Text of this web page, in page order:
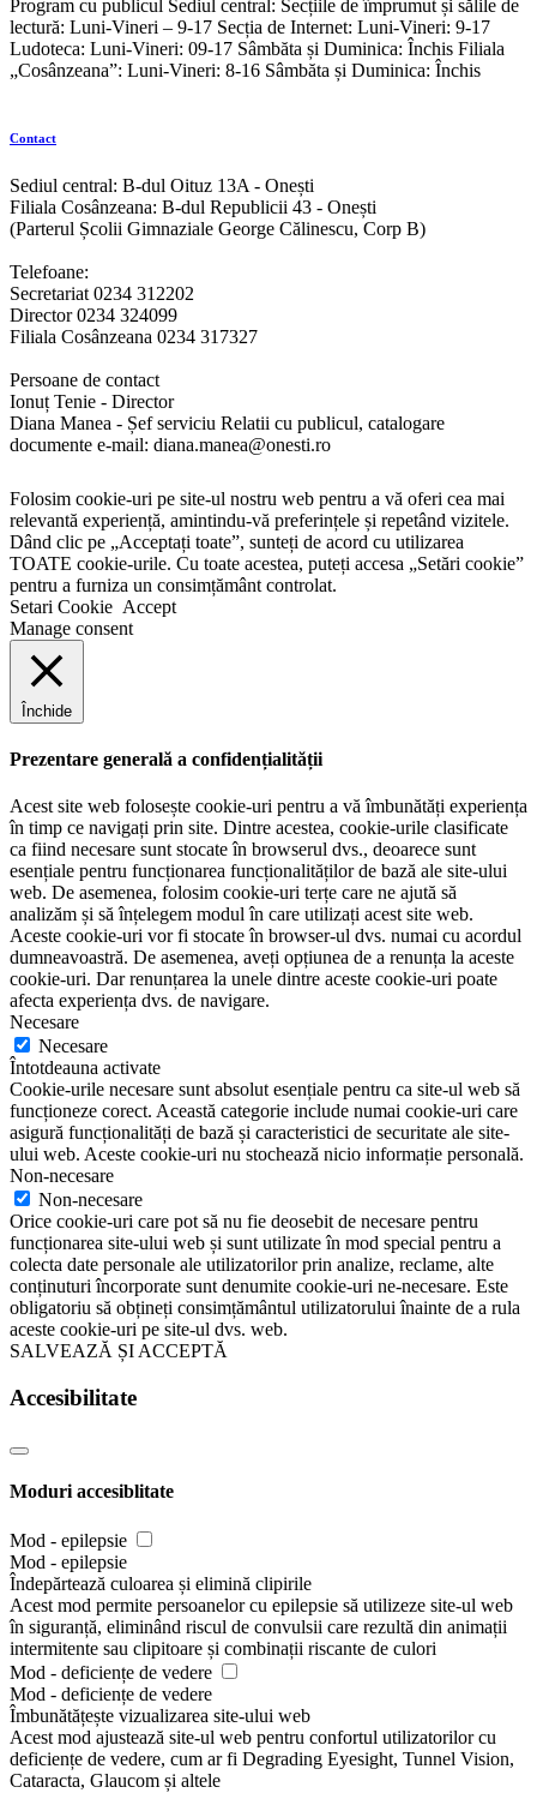
Program cu publicul Sediul central: Secțiile de împrumut și sălile de
lectură: Luni-Vineri – 9-17 Secția de Internet: Luni-Vineri: 9-17
Ludoteca: Luni-Vineri: 09-17 Sâmbăta și Duminica: Închis Filiala
„Cosânzeana”: Luni-Vineri: 8-16 Sâmbăta și Duminica: Închis
Contact
Sediul central: B-dul Oituz 13A - Onești
Filiala Cosânzeana: B-dul Republicii 43 - Onești
(Parterul Școlii Gimnaziale George Călinescu, Corp B)
Telefoane:
Secretariat 0234 312202
Director 0234 324099
Filiala Cosânzeana 0234 317327
Persoane de contact
Ionuț Tenie - Director
Diana Manea - Șef serviciu Relatii cu publicul, catalogare
documente e-mail: diana.manea@onesti.ro
Folosim cookie-uri pe site-ul nostru web pentru a vă oferi cea mai
relevantă experiență, amintindu-vă preferințele și repetând vizitele.
Dând clic pe „Acceptați toate”, sunteți de acord cu utilizarea
TOATE cookie-urile. Cu toate acestea, puteți accesa „Setări cookie”
pentru a furniza un consimțământ controlat.
Setari Cookie Accept
Manage consent
Închide
Prezentare generală a confidențialității
Acest site web folosește cookie-uri pentru a vă îmbunătăți experiența
în timp ce navigați prin site. Dintre acestea, cookie-urile clasificate
ca fiind necesare sunt stocate în browserul dvs., deoarece sunt
esențiale pentru funcționarea funcționalităților de bază ale site-ului
web. De asemenea, folosim cookie-uri terțe care ne ajută să
analizăm și să înțelegem modul în care utilizați acest site web.
Aceste cookie-uri vor fi stocate în browser-ul dvs. numai cu acordul
dumneavoastră. De asemenea, aveți opțiunea de a renunța la aceste
cookie-uri. Dar renunțarea la unele dintre aceste cookie-uri poate
afecta experiența dvs. de navigare.
Necesare
Necesare
Întotdeauna activate
Cookie-urile necesare sunt absolut esențiale pentru ca site-ul web să
funcționeze corect. Această categorie include numai cookie-uri care
asigură funcționalități de bază și caracteristici de securitate ale site-
ului web. Aceste cookie-uri nu stochează nicio informație personală.
Non-necesare
Non-necesare
Orice cookie-uri care pot să nu fie deosebit de necesare pentru
funcționarea site-ului web și sunt utilizate în mod special pentru a
colecta date personale ale utilizatorilor prin analize, reclame, alte
conținuturi încorporate sunt denumite cookie-uri ne-necesare. Este
obligatoriu să obțineți consimțământul utilizatorului înainte de a rula
aceste cookie-uri pe site-ul dvs. web.
SALVEAZĂ ȘI ACCEPTĂ
Accesibilitate
Moduri accesiblitate
Mod - epilepsie
Mod - epilepsie
Îndepărtează culoarea și elimină clipirile
Acest mod permite persoanelor cu epilepsie să utilizeze site-ul web
în siguranță, eliminând riscul de convulsii care rezultă din animații
intermitente sau clipitoare și combinații riscante de culori
Mod - deficiențe de vedere
Mod - deficiențe de vedere
Îmbunătățește vizualizarea site-ului web
Acest mod ajustează site-ul web pentru confortul utilizatorilor cu
deficiențe de vedere, cum ar fi Degrading Eyesight, Tunnel Vision,
Cataracta, Glaucom și altele